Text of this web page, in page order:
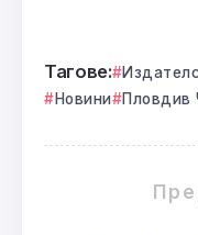
Тагове:
Новини
Пловдив